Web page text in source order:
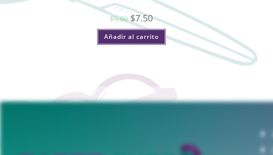
$9.00 $7.50
Añadir al carrito